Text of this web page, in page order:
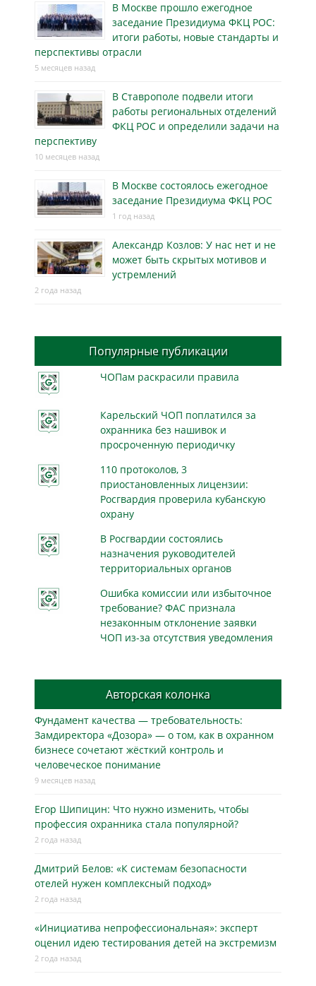
В Москве прошло ежегодное
заседание Президиума ФКЦ РОС:
итоги работы, новые стандарты и
перспективы отрасли
5 месяцев назад
В Ставрополе подвели итоги
работы региональных отделений
ФКЦ РОС и определили задачи на
перспективу
10 месяцев назад
В Москве состоялось ежегодное
заседание Президиума ФКЦ РОС
1 год назад
Александр Козлов: У нас нет и не
может быть скрытых мотивов и
устремлений
2 года назад
Популярные публикации
ЧОПам раскрасили правила
Карельский ЧОП поплатился за
охранника без нашивок и
просроченную периодичку
110 протоколов, 3
приостановленных лицензии:
Росгвардия проверила кубанскую
охрану
В Росгвардии состоялись
назначения руководителей
территориальных органов
Ошибка комиссии или избыточное
требование? ФАС признала
незаконным отклонение заявки
ЧОП из-за отсутствия уведомления
Авторская колонка
Фундамент качества — требовательность:
Замдиректора «Дозора» — о том, как в охранном
бизнесe сочетают жёсткий контроль и
человеческое понимание
9 месяцев назад
Егор Шипицин: Что нужно изменить, чтобы
профессия охранника стала популярной?
2 года назад
Дмитрий Белов: «К системам безопасности
отелей нужен комплексный подход»
2 года назад
«Инициатива непрофессиональная»: эксперт
оценил идею тестирования детей на экстремизм
2 года назад